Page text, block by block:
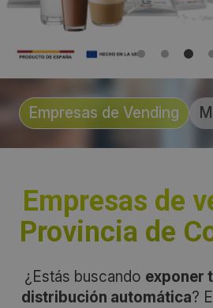
Empresas de Vending
Empresas de
Provincia de
¿Estás buscando exponer
distribución automática?